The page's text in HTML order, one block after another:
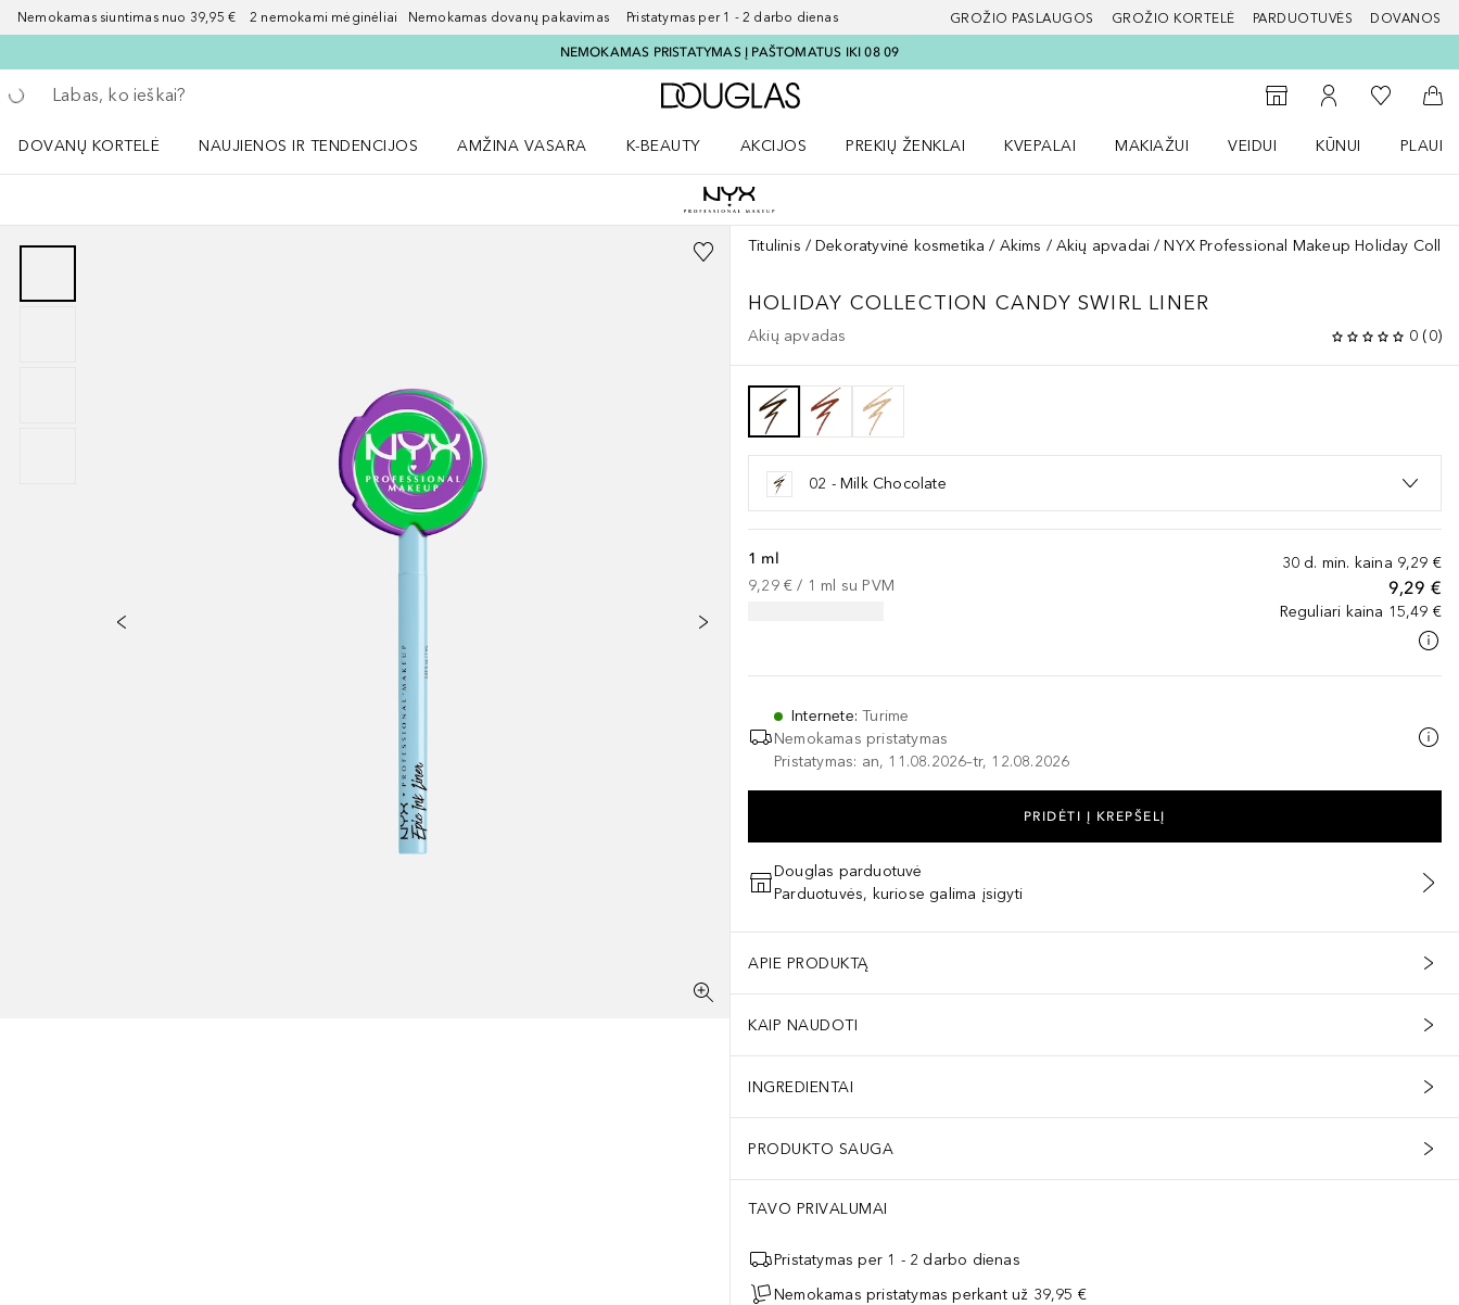
Nemokamas siuntimas nuo 39,95 € 2 nemokami mėginėliai Nemokamas dovanų pakavimas Pristatymas per 1 - 2 darbo dienas GROŽIO PASLAUGOS GROŽIO KORTELĖ PARDUOTUVĖS DOVANOS
NEMOKAMAS PRISTATYMAS Į PAŠTOMATUS IKI 08 09
Grįžk atgal
Vykdykite paiešką
Į Douglas pagrindinį puslapį
Į parduotuvių paiešką
Į mano paskyrą
Į mano
Į
DOVANŲ KORTELĖ
NAUJIENOS IR TENDENCIJOS
AMŽINA VASARA
K-BEAUTY
AKCIJOS
PREKIŲ ŽENKLAI
KVEPALAI
MAKIAŽUI
VEIDUI
KŪNUI
Titulinis Dekoratyvinė kosmetika Akims Akių apvadai NYX Professional Makeup Holiday
HOLIDAY COLLECTION CANDY SWIRL LINER
Akių apvadas 0 (0)
02 - Milk Chocolate
30 d. min. kaina 9,29 €
9,29 €
Reguliari kaina 15,49 €
1 ml
9,29 € / 1 ml su PVM
Internete:Turime
Nemokamas pristatymas
Pristatymas: an, 11.08.2026–tr, 12.08.2026
PRIDĖTI Į KREPŠELĮ
Douglas parduotuvė
Parduotuvės, kuriose galima įsigyti
APIE PRODUKTĄ
KAIP NAUDOTI
INGREDIENTAI
PRODUKTO SAUGA
TAVO PRIVALUMAI
Pristatymas per 1 - 2 darbo dienas
Nemokamas pristatymas perkant už 39,95 €